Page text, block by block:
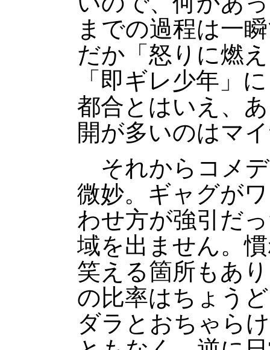
までの過程は一
だか「怒りに燃
「即ギレ少年」
都合とはいえ、
開が多いのはマ
それからコメ
微妙。ギャグが
わせ方が強引だ
域を出ません。
笑える箇所もあ
の比率はちょう
ダラとおちゃら